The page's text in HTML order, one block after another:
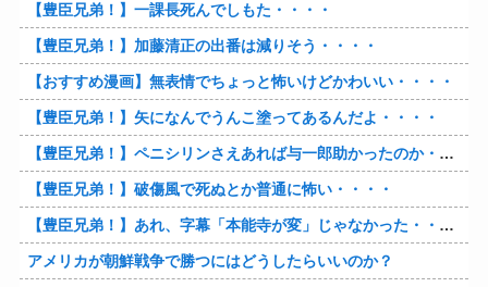
【豊臣兄弟！】一課長死んでしもた・・・・
【豊臣兄弟！】加藤清正の出番は減りそう・・・・
【おすすめ漫画】無表情でちょっと怖いけどかわいい・・・・
【豊臣兄弟！】矢になんでうんこ塗ってあるんだよ・・・・
【豊臣兄弟！】ペニシリンさえあれば与一郎助かったのか・・・？
【豊臣兄弟！】破傷風で死ぬとか普通に怖い・・・・
【豊臣兄弟！】あれ、字幕「本能寺が変」じゃなかった・・・？
アメリカが朝鮮戦争で勝つにはどうしたらいいのか？